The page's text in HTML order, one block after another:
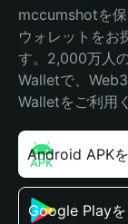
mccumshotを
ウォレットをお
す。2,000万人
Walletで、
Walletをご利用
Android APK
Google Play